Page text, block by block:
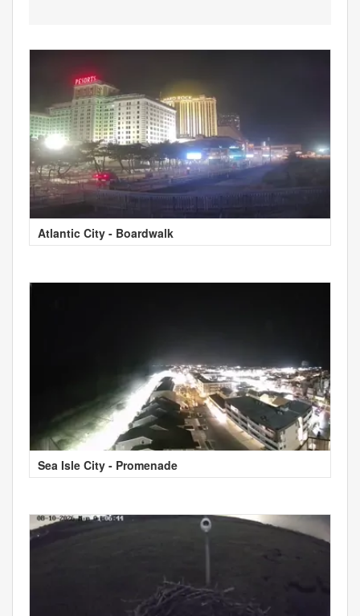
Atlantic City - Boardwalk
Sea Isle City - Promenade